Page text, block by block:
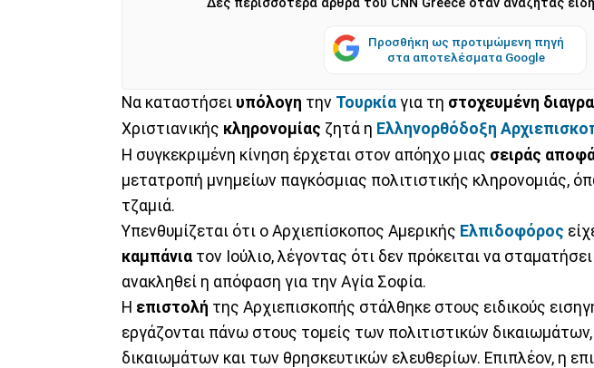
Δες περισσότερα άρθρα του CNN Greece όταν αναζητάς
Προσθήκη ως προτιμώμενη πηγή
στα αποτελέσματα Google
Να καταστήσει υπόλογη την Τουρκία για τη στοχευμένη
Χριστιανικής κληρονομίας ζητά η Ελληνορθόδοξη
Η συγκεκριμένη κίνηση έρχεται στον απόηχο μιας σειράς
μετατροπή μνημείων παγκόσμιας πολιτιστικής κληρονομιάς,
τζαμιά.
Υπενθυμίζεται ότι ο Αρχιεπίσκοπος Αμερικής Ελπιδοφόρος
καμπάνια τον Ιούλιο, λέγοντας ότι δεν πρόκειται να
ανακληθεί η απόφαση για την Αγία Σοφία.
Η επιστολή της Αρχιεπισκοπής στάλθηκε στους ειδικούς
εργάζονται πάνω στους τομείς των πολιτιστικών
δικαιωμάτων και των θρησκευτικών ελευθερίων. Επιπλέον, η